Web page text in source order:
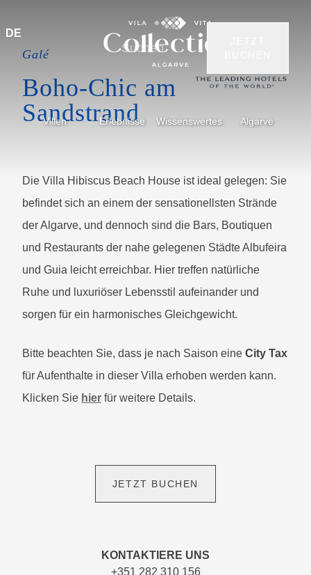
DE
Villen Erlebnisse Wissenswertes Algarve
Galé
Boho-Chic am
Sandstrand
Die Villa Hibiscus Beach House ist ideal gelegen: Sie
befindet sich an einem der sensationellsten Strände
der Algarve, und dennoch sind die Bars, Boutiquen
und Restaurants der nahe gelegenen Städte Albufeira
und Guia leicht erreichbar. Hier treffen natürliche
Ruhe und luxuriöser Lebensstil aufeinander und
sorgen für ein harmonisches Gleichgewicht.
Bitte beachten Sie, dass je nach Saison eine City Tax
für Aufenthalte in dieser Villa erhoben werden kann.
Klicken Sie hier für weitere Details.
JETZT BUCHEN
KONTAKTIERE UNS
+351 282 310 156